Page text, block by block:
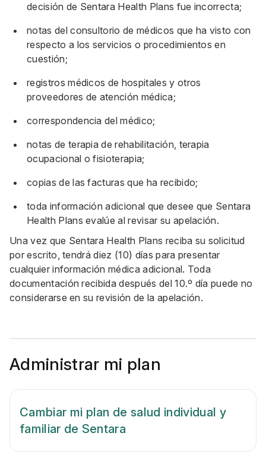
decisión de Sentara Health Plans fue incorrecta;
notas del consultorio de médicos que ha visto con
respecto a los servicios o procedimientos en
cuestión;
registros médicos de hospitales y otros
proveedores de atención médica;
correspondencia del médico;
notas de terapia de rehabilitación, terapia
ocupacional o fisioterapia;
copias de las facturas que ha recibido;
toda información adicional que desee que Sentara
Health Plans evalúe al revisar su apelación.
Una vez que Sentara Health Plans reciba su solicitud
por escrito, tendrá diez (10) días para presentar
cualquier información médica adicional. Toda
documentación recibida después del 10.º día puede no
considerarse en su revisión de la apelación.
Administrar mi plan
Cambiar mi plan de salud individual y
familiar de Sentara